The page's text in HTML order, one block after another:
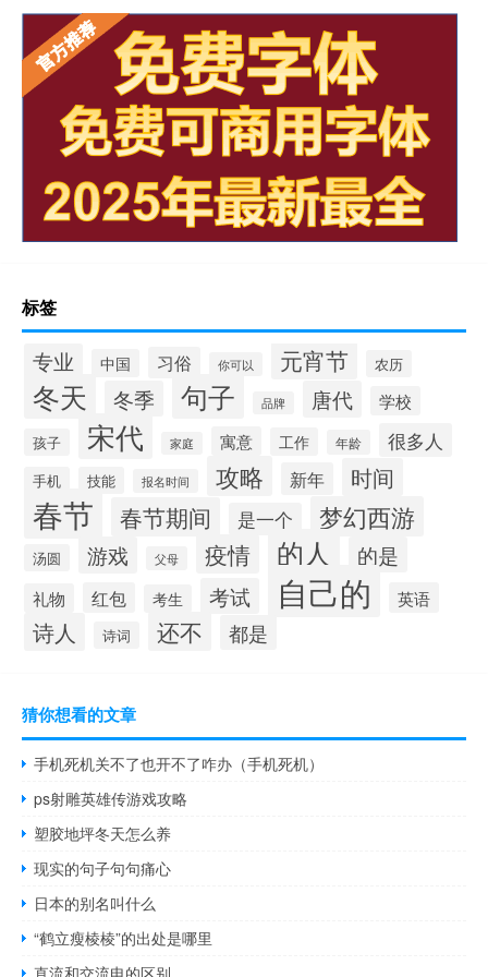
标签
专业 中国 习俗 你可以 元宵节 农历
冬天 冬季 句子 品牌 唐代 学校
孩子 宋代 家庭 寓意 工作 年龄 很多人
手机 技能 报名时间 攻略 新年 时间
春节 春节期间 是一个 梦幻西游
汤圆 游戏 父母 疫情 的人 的是
礼物 红包 考生 考试 自己的 英语
诗人 诗词 还不 都是
猜你想看的文章
手机死机关不了也开不了咋办（手机死机）
ps射雕英雄传游戏攻略
塑胶地坪冬天怎么养
现实的句子句句痛心
日本的别名叫什么
“鹤立瘦棱棱”的出处是哪里